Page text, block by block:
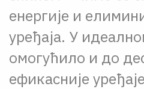
енергије и
уређаја. У
омогућило и до
ефикасније